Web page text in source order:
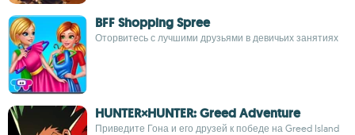
BFF Shopping Spree
Оторвитесь с лучшими друзьями в девичьих занятиях
HUNTER×HUNTER: Greed Adventure
Приведите Гона и его друзей к победе на Greed Island